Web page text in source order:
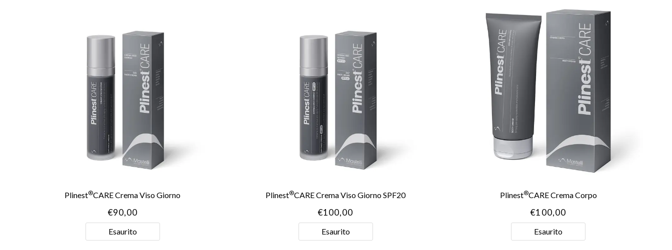
Plinest®CARE Crema Viso Giorno
€90,00
Esaurito
Plinest®CARE Crema Viso Giorno SPF20
€100,00
Esaurito
Plinest®CARE Crema Corpo
€100,00
Esaurito